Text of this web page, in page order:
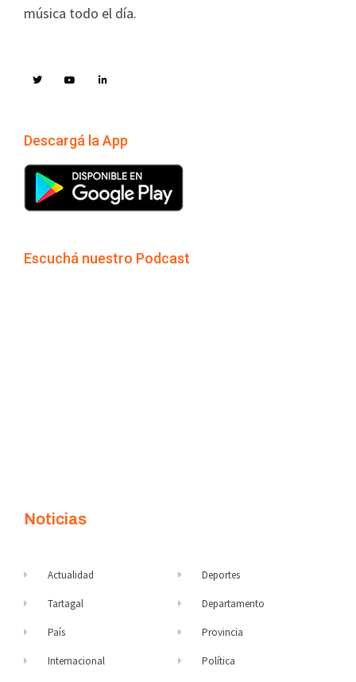
música todo el día.
Descargá la App
Escuchá nuestro Podcast
Noticias
Actualidad
Tartagal
País
Internacional
Deportes
Departamento
Provincia
Política